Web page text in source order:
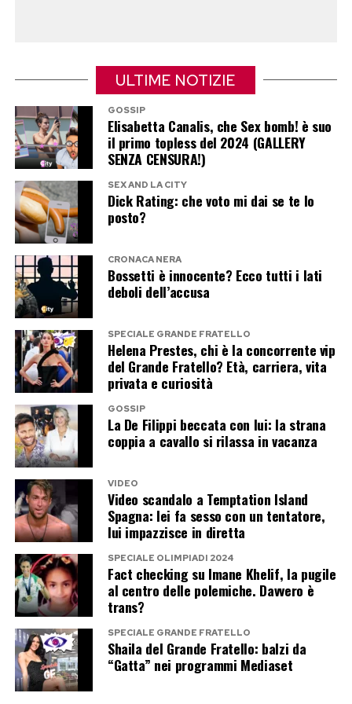
Post Views: 185
ULTIME NOTIZIE
GOSSIP
Elisabetta Canalis, che Sex bomb! è suo
il primo topless del 2024 (GALLERY
SENZA CENSURA!)
SEX AND LA CITY
Dick Rating: che voto mi dai se te lo
posto?
CRONACA NERA
Bossetti è innocente? Ecco tutti i lati
deboli dell’accusa
SPECIALE GRANDE FRATELLO
Helena Prestes, chi è la concorrente vip
del Grande Fratello? Età, carriera, vita
privata e curiosità
GOSSIP
La De Filippi beccata con lui: la strana
coppia a cavallo si rilassa in vacanza
VIDEO
Video scandalo a Temptation Island
Spagna: lei fa sesso con un tentatore,
lui impazzisce in diretta
SPECIALE OLIMPIADI 2024
Fact checking su Imane Khelif, la pugile
al centro delle polemiche. Davvero è
trans?
SPECIALE GRANDE FRATELLO
Shaila del Grande Fratello: balzi da
“Gatta” nei programmi Mediaset